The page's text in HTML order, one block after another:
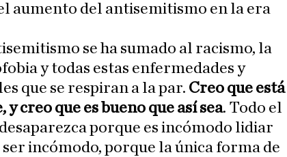
aumento del antisemitismo en la era
se ha sumado al racismo, la
y todas estas enfermedades y
que se respiran a la par. Creo que está
y creo que es bueno que así sea. Todo el
porque es incómodo lidiar
incómodo, porque la única forma de